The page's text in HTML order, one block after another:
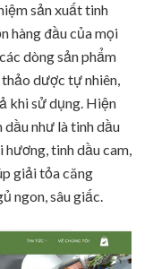
sản xuất tinh
hàng đầu của mọi
dòng sản phẩm
dược tự nhiên,
khi sử dụng. Hiện
như là tinh dầu
hương, tinh dầu cam,
giải tỏa căng
ngon, sâu giấc.